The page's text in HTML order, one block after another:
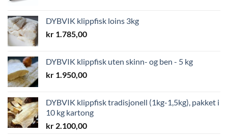
DYBVIK klippfisk loins 3kg
kr 1.785,00
DYBVIK klippfisk uten skinn- og ben - 5 kg
kr 1.950,00
DYBVIK klippfisk tradisjonell (1kg-1,5kg), pakket i
10 kg kartong
kr 2.100,00